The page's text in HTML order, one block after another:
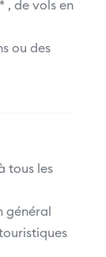
, de vols en
ou des
tous les
général